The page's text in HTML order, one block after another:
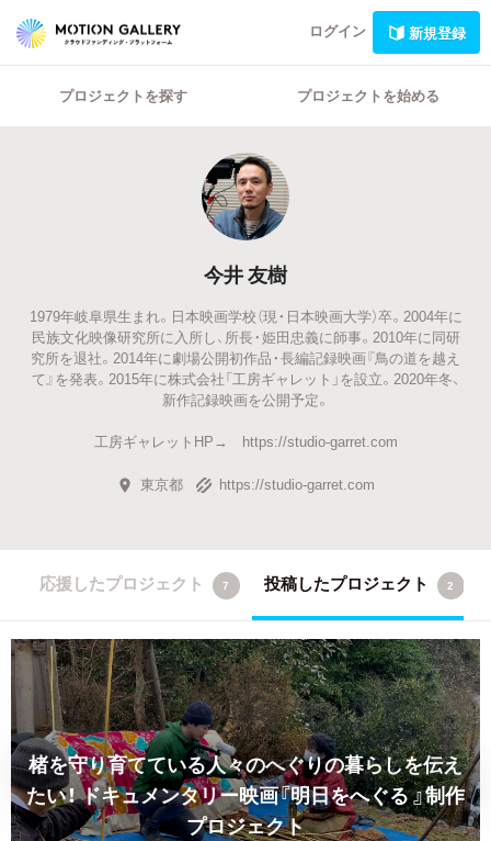
ログイン 新規登録
プロジェクトを探す プロジェクトを始める
今井 友樹
1979年岐阜県生まれ。日本映画学校（現・日本映画大学）卒。2004年に
民族文化映像研究所に入所し、所長・姫田忠義に師事。2010年に同研
究所を退社。2014年に劇場公開初作品・長編記録映画『鳥の道を越え
て』を発表。2015年に株式会社「工房ギャレット」を設立。2020年冬、
新作記録映画を公開予定。
工房ギャレットHP→ https://studio-garret.com
東京都 https://studio-garret.com
応援したプロジェクト 7 投稿したプロジェクト 2
楮を守り育てている人々のへぐりの暮らしを伝え
たい！ドキュメンタリー映画『明日をへぐる 』制作
プロジェクト